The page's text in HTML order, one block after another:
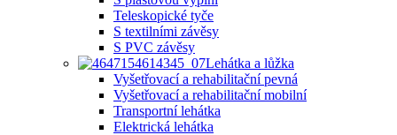
Teleskopické tyče
S textilními závěsy
S PVC závěsy
Lehátka a lůžka
Vyšetřovací a rehabilitační pevná
Vyšetřovací a rehabilitační mobilní
Transportní lehátka
Elektrická lehátka